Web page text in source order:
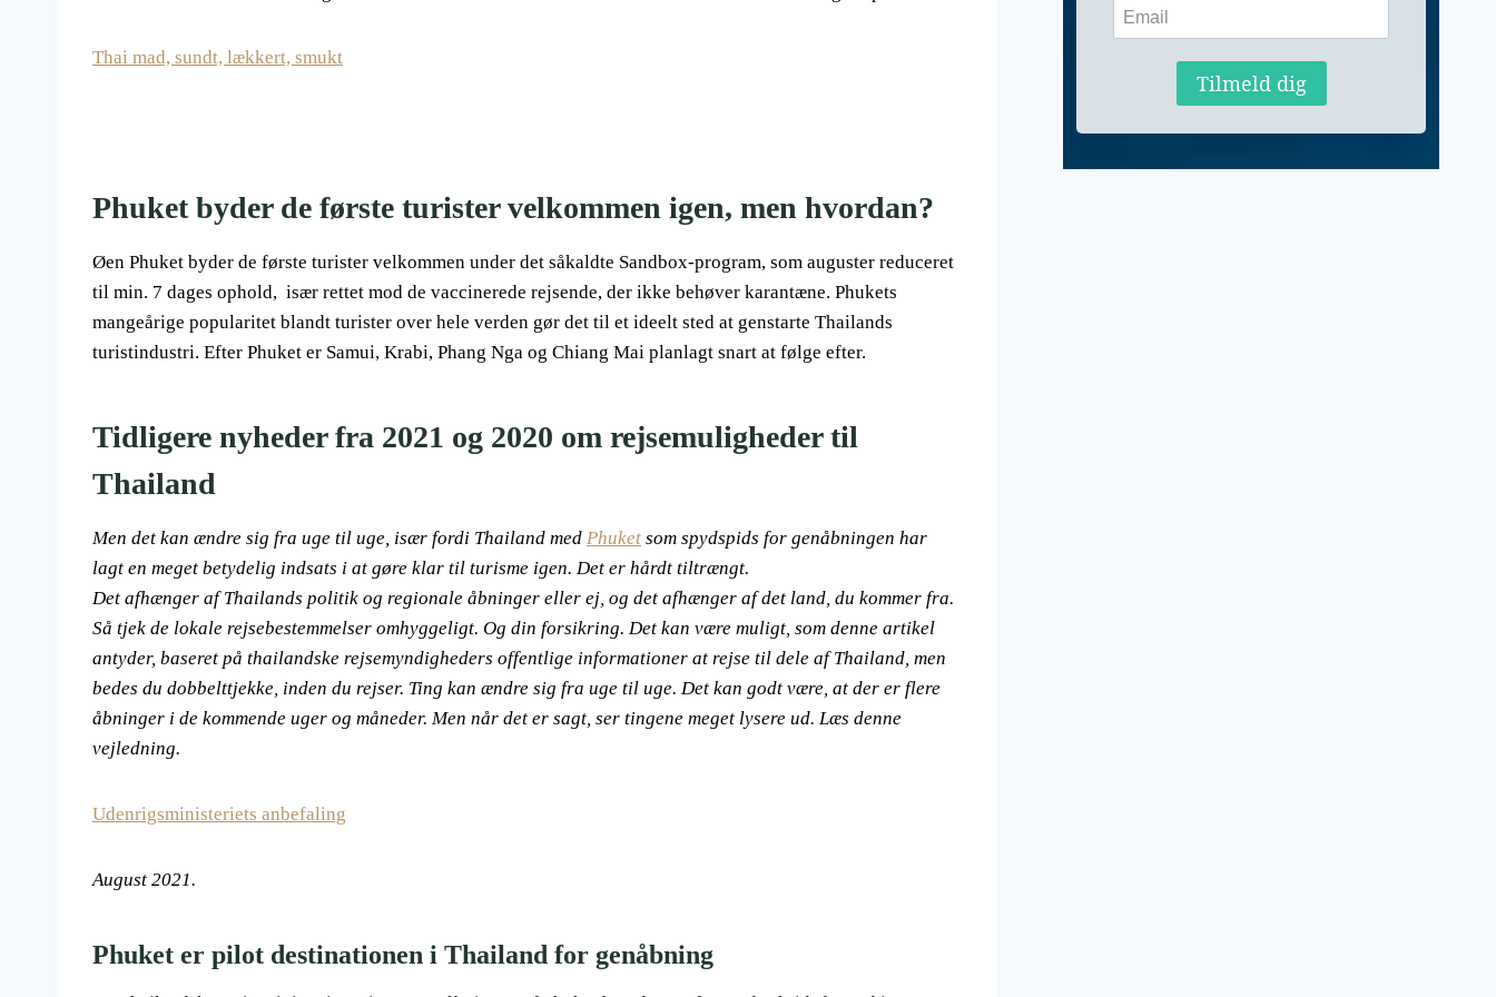
Thai mad, sundt, lækkert, smukt
Phuket byder de første turister velkommen igen, men hvordan?
Øen Phuket byder de første turister velkommen under det såkaldte Sandbox-program, som auguster reduceret
til min. 7 dages ophold, især rettet mod de vaccinerede rejsende, der ikke behøver karantæne. Phukets
mangeårige popularitet blandt turister over hele verden gør det til et ideelt sted at genstarte Thailands
turistindustri. Efter Phuket er Samui, Krabi, Phang Nga og Chiang Mai planlagt snart at følge efter.
Tidligere nyheder fra 2021 og 2020 om rejsemuligheder til
Thailand
Men det kan ændre sig fra uge til uge, især fordi Thailand med Phuket som spydspids for genåbningen har
lagt en meget betydelig indsats i at gøre klar til turisme igen. Det er hårdt tiltrængt.
Det afhænger af Thailands politik og regionale åbninger eller ej, og det afhænger af det land, du kommer fra.
Så tjek de lokale rejsebestemmelser omhyggeligt. Og din forsikring. Det kan være muligt, som denne artikel
antyder, baseret på thailandske rejsemyndigheders offentlige informationer at rejse til dele af Thailand, men
bedes du dobbelttjekke, inden du rejser. Ting kan ændre sig fra uge til uge. Det kan godt være, at der er flere
åbninger i de kommende uger og måneder. Men når det er sagt, ser tingene meget lysere ud. Læs denne
vejledning.
Udenrigsministeriets anbefaling
August 2021.
Phuket er pilot destinationen i Thailand for genåbning
Tilmeld dig